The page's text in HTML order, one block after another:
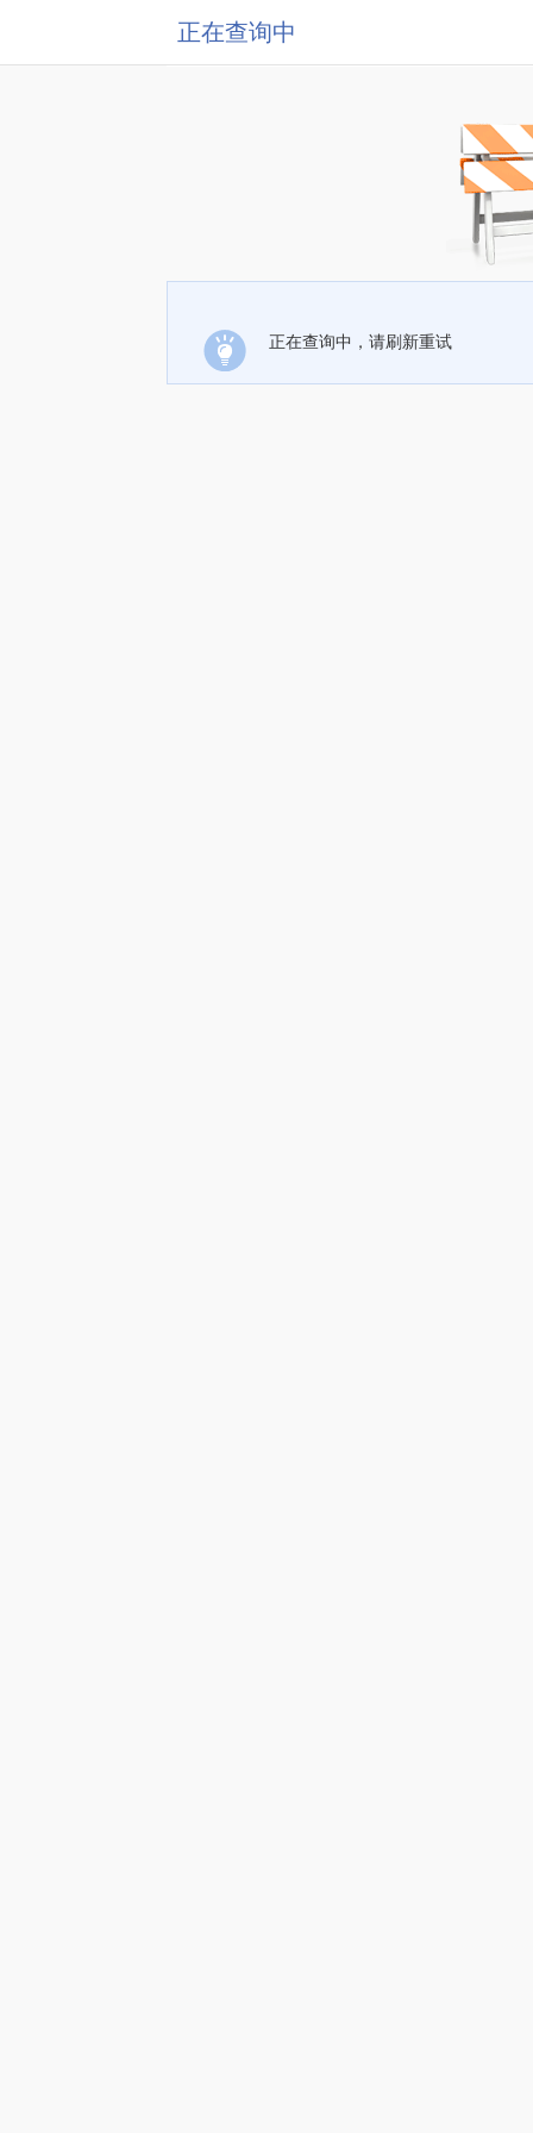
正在查询中
正在查询中，请刷新重试